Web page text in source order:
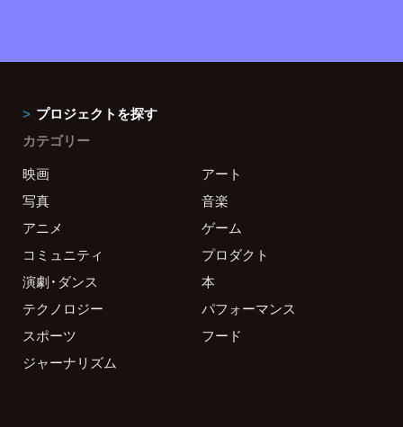
プロジェクトを探す
カテゴリー
映画
アート
写真
音楽
アニメ
ゲーム
コミュニティ
プロダクト
演劇・ダンス
本
テクノロジー
パフォーマンス
スポーツ
フード
ジャーナリズム